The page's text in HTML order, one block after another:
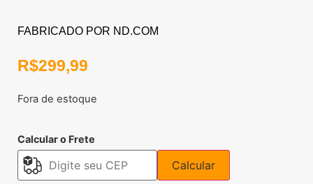
FABRICADO POR ND.COM
R$299,99
Fora de estoque
Calcular o Frete
Calcular